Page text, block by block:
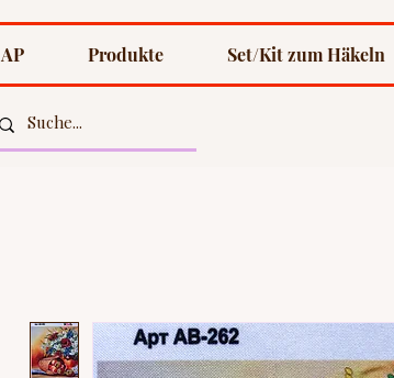
AP Produkte Set/Kit zum Häkeln